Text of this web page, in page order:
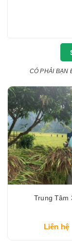
CÓ PHẢI BẠN
Trung Tâm
Liên hệ